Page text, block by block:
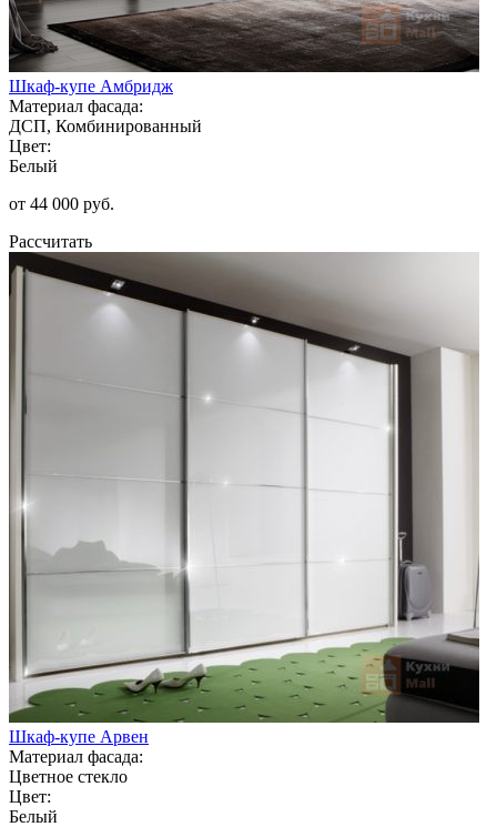
Шкаф-купе Амбридж
Материал фасада:
ДСП, Комбинированный
Цвет:
Белый
от 44 000 руб.
Рассчитать
Шкаф-купе Арвен
Материал фасада:
Цветное стекло
Цвет:
Белый